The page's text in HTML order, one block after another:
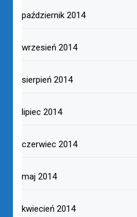
październik 2014
wrzesień 2014
sierpień 2014
lipiec 2014
czerwiec 2014
maj 2014
kwiecień 2014